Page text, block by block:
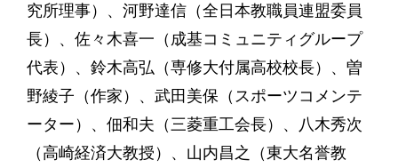
究所理事）、河野達信（全日本教職員連盟委員
長）、佐々木喜一（成基コミュニティグループ
代表）、鈴木高弘（専修大付属高校校長）、曽
野綾子（作家）、武田美保（スポーツコメンテ
ーター）、佃和夫（三菱重工会長）、八木秀次
（高崎経済大教授）、山内昌之（東大名誉教